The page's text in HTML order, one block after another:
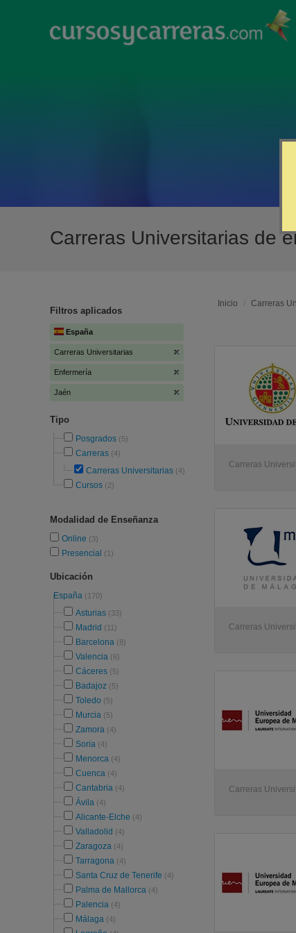
Carreras Universitarias de
Filtros aplicados
España
Carreras Universitarias
Enfermería
Jaén
Tipo
Posgrados (5)
Carreras (4)
Carreras Universitarias (4)
Cursos (2)
Modalidad de Enseñanza
Online (3)
Presencial (1)
Ubicación
España (170)
Asturias (33)
Madrid (11)
Barcelona (8)
Valencia (6)
Cáceres (5)
Badajoz (5)
Toledo (5)
Murcia (5)
Zamora (4)
Soria (4)
Menorca (4)
Cuenca (4)
Cantabria (4)
Ávila (4)
Alicante-Elche (4)
Valladolid (4)
Zaragoza (4)
Tarragona (4)
Santa Cruz de Tenerife (4)
Palma de Mallorca (4)
Palencia (4)
Málaga (4)
Inicio / Carreras
Carreras
Carreras
Carreras